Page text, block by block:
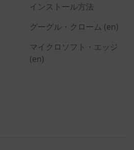
インストール方法
グーグル・クローム (en)
マイクロソフト・エッジ
(en)